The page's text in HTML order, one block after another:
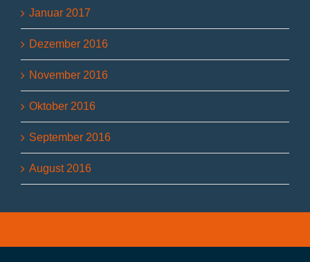
Januar 2017
Dezember 2016
November 2016
Oktober 2016
September 2016
August 2016